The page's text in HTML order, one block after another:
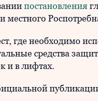
постановления
где необходимо
средства
и в лифтах.